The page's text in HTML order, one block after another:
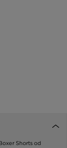
Shorts od